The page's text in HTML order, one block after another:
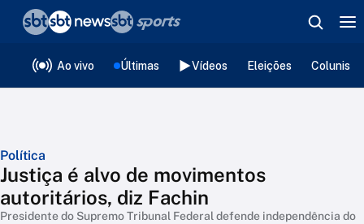
Ao vivo Últimas Vídeos Eleições
Política
Justiça é alvo de movimentos
autoritários, diz Fachin
Presidente do Supremo Tribunal Federal defende independência do
❮voltar
Editorias